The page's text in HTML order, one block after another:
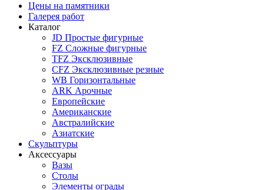
Цены на памятники
Галерея работ
Каталог
JD Простые фигурные
FZ Сложные фигурные
TFZ Эксклюзивные
CFZ Эксклюзивные резные
WB Горизонтальные
ARK Арочные
Европейские
Американские
Австралийские
Азиатские
Скульптуры
Аксессуары
Вазы
Столы
Элементы ограды